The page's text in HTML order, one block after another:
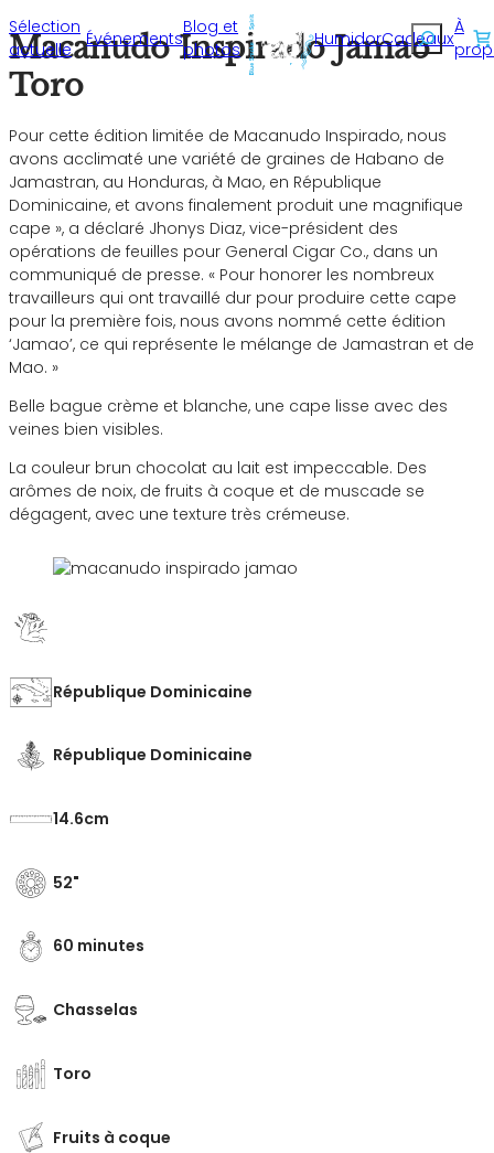
Sélection
actuelle
Événements
Blog et
photos
HumidorCadeaux
À
Macanudo Inspirado Jamao
Toro
Pour cette édition limitée de Macanudo Inspirado, nous
avons acclimaté une variété de graines de Habano de
Jamastran, au Honduras, à Mao, en République
Dominicaine, et avons finalement produit une magnifique
cape », a déclaré Jhonys Diaz, vice-président des
opérations de feuilles pour General Cigar Co., dans un
communiqué de presse. « Pour honorer les nombreux
travailleurs qui ont travaillé dur pour produire cette cape
pour la première fois, nous avons nommé cette édition
‘Jamao’, ce qui représente le mélange de Jamastran et de
Mao. »
Belle bague crème et blanche, une cape lisse avec des
veines bien visibles.
La couleur brun chocolat au lait est impeccable. Des
arômes de noix, de fruits à coque et de muscade se
dégagent, avec une texture très crémeuse.
République Dominicaine
République Dominicaine
14.6
52
60 minutes
Chasselas
Toro
Fruits à coque